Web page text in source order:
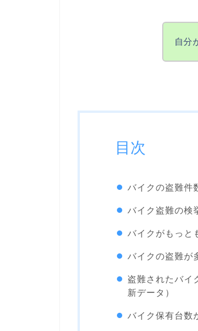
自分
目次
バイクの盗難件
バイク盗難の検
バイクがもっと
バイクの盗難が
盗難されたバイ
新データ）
バイク保有台数